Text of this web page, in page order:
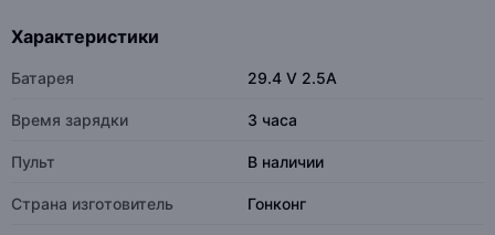
Характеристики
Батарея 29.4 V 2.5A
Время зарядки 3 часа
Пульт В наличии
Страна изготовитель Гонконг